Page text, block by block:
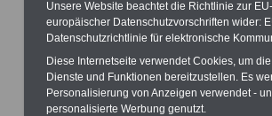
Beihilfeverordnung
Neu aufgelegt: Juli
Unsere Website beachtet die Richtlinie zur
europäischer Datenschutzvorschriften wider:
Datenschutzrichtlinie für elektronische
Diese Internetseite verwendet Cookies, um
Dienste und Funktionen bereitzustellen. Es
Personalisierung von Anzeigen verwendet -
personalisierte Werbung genutzt.